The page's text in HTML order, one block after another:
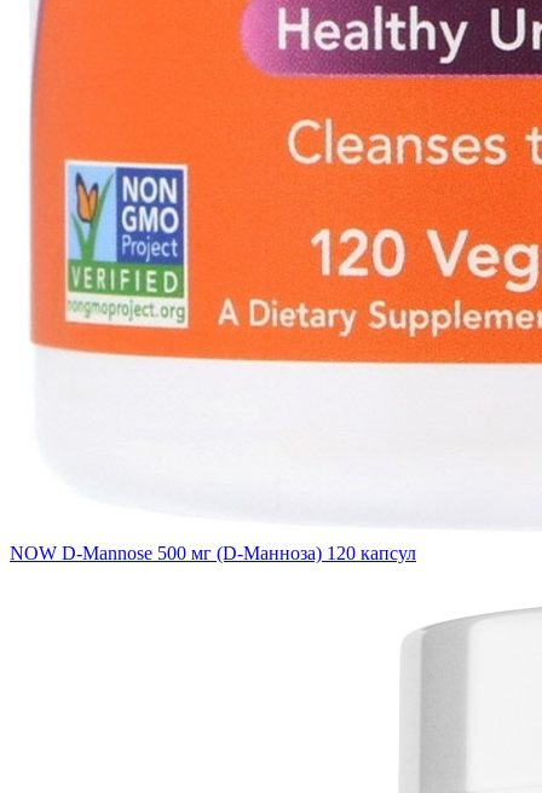
NOW D-Mannose 500 мг (D-Манноза) 120 капсул